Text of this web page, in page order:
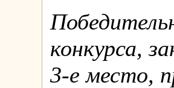
конкурса,
3-е место,